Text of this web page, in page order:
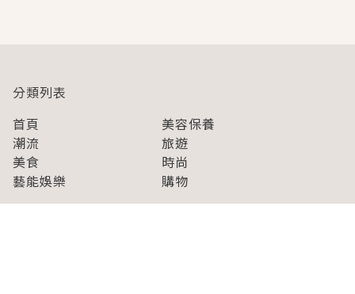
分類列表
首頁
美容保養
潮流
旅遊
美食
時尚
藝能娛樂
購物